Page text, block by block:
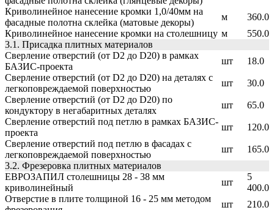
Криволинейное нанесение кромки 1,0/40мм на
фасадные полотна склейка (матовые декоры)
м
360.0
Криволинейное нанесение кромки на столешницу м
550.0
3.1. Присадка плитных материалов
Сверление отверстий (от D2 до D20) в рамках
БАЗИС-проекта
шт
18.0
Сверление отверстий (от D2 до D20) на деталях с
легкоповреждаемой поверхностью
шт
30.0
Сверление отверстий (от D2 до D20) по
кондуктору в негабаритных деталях
шт
65.0
Сверление отверстий под петлю в рамках БАЗИС-
проекта
шт
120.0
Сверление отверстий под петлю в фасадах с
легкоповреждаемой поверхностью
шт
165.0
3.2. Фрезеровка плитных материалов
ЕВРОЗАПИЛ столешницы 28 - 38 мм
криволинейный
шт
5
400.0
Отверстие в плите толщиной 16 - 25 мм методом
шт
210.0